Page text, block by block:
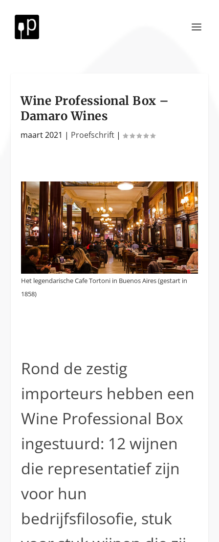
Wine Professional Box –
Damaro Wines
maart 2021 | Proefschrift |
Het legendarische Cafe Tortoni in Buenos Aires (gestart in
1858)
Rond de zestig
importeurs hebben een
Wine Professional Box
ingestuurd: 12 wijnen
die representatief zijn
voor hun
bedrijfsfilosofie, stuk